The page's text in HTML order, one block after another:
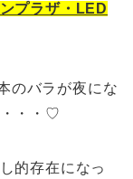
プラザ・LED
のバラが夜にな
・・・♡
的存在になっ